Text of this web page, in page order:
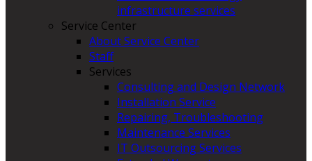
infrastructure services
Service Center
About Service Center
Staff
Services
Consulting and Design Network
Installation Service
Repairing, Troubleshooting
Maintenance Services
IT Outsourcing Services